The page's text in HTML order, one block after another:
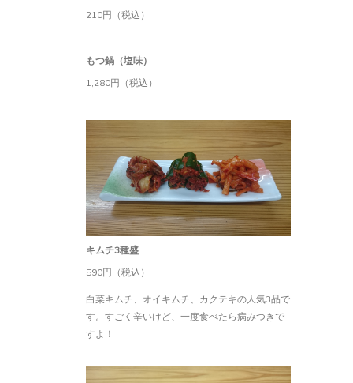
210円（税込）
もつ鍋（塩味）
1,280円（税込）
キムチ3種盛
590円（税込）
白菜キムチ、オイキムチ、カクテキの人気3品で
す。すごく辛いけど、一度食べたら病みつきで
すよ！